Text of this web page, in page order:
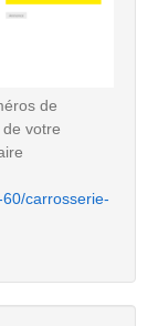
de
votre
carrosserie-